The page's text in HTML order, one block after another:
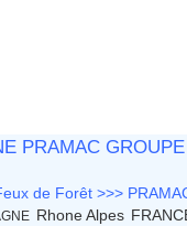
PRAMAC
de Forêt >>>
Rhone Alpes